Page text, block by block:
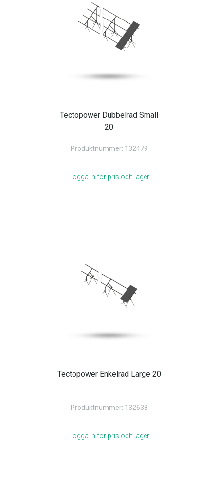
Tectopower Dubbelrad Small
20
Produktnummer: 132479
Logga in för pris och lager
Tectopower Enkelrad Large 20
Produktnummer: 132638
Logga in för pris och lager